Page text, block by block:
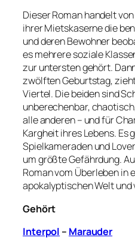
Dieser Roman handelt
ihrer Mietskaserne die
und deren Bewohner
es mehrere soziale
zur untersten gehört.
zwölften Geburtstag,
Viertel. Die beiden sind
unberechenbar,
alle anderen – und für
Kargheit ihres Lebens. Es
Spielkameraden und
um größte Gefährdung.
Roman vom Überleben in
apokalyptischen Welt und
Gehört
Interpol – Marauder